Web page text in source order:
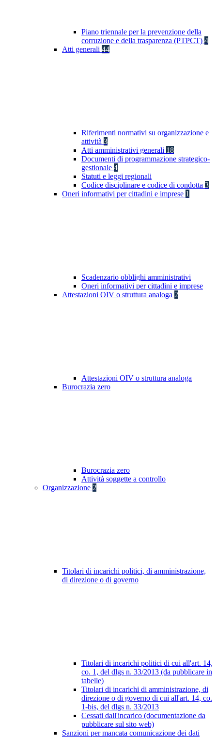
Piano triennale per la prevenzione della
corruzione e della trasparenza (PTPCT) 4
Atti generali 44
Riferimenti normativi su organizzazione e
attività 3
Atti amministrativi generali 18
Documenti di programmazione strategico-
gestionale 4
Statuti e leggi regionali
Codice disciplinare e codice di condotta 3
Oneri informativi per cittadini e imprese 1
Scadenzario obblighi amministrativi
Oneri informativi per cittadini e imprese
Attestazioni OIV o struttura analoga 2
Attestazioni OIV o struttura analoga
Burocrazia zero
Burocrazia zero
Attività soggette a controllo
Organizzazione 2
Titolari di incarichi politici, di amministrazione,
di direzione o di governo
Titolari di incarichi politici di cui all'art. 14,
co. 1, del dlgs n. 33/2013 (da pubblicare in
tabelle)
Titolari di incarichi di amministrazione, di
direzione o di governo di cui all'art. 14, co.
1-bis, del dlgs n. 33/2013
Cessati dall'incarico (documentazione da
pubblicare sul sito web)
Sanzioni per mancata comunicazione dei dati